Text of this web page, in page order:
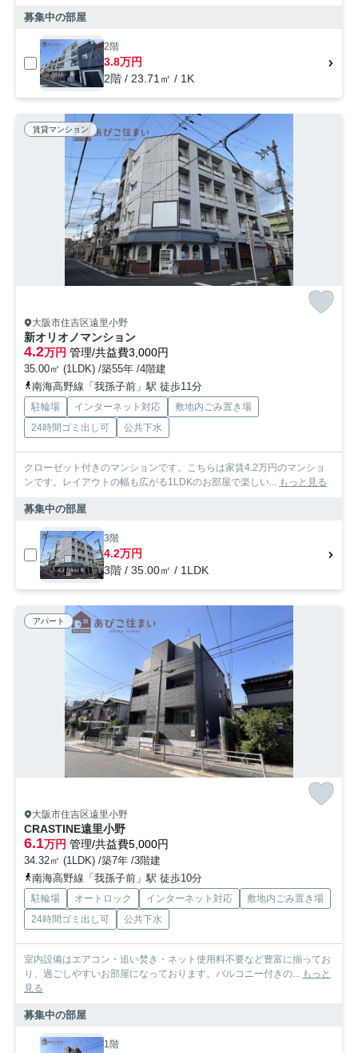
募集中の部屋
2階
3.8万円
2階 / 23.71㎡ / 1K
賃貸マンション
大阪市住吉区遠里小野
新オリオノマンション
4.2万円 管理/共益費3,000円
35.00㎡ (1LDK) /築55年 /4階建
南海高野線「我孫子前」駅 徒歩11分
駐輪場 インターネット対応
敷地内ごみ置き場
24時間ゴミ出し可
公共下水
クローゼット付きのマンションです。こちらは家賃4.2万円のマンショ
ンです。レイアウトの幅も広がる1LDKのお部屋で楽しい... もっと見る
募集中の部屋
3階
4.2万円
3階 / 35.00㎡ / 1LDK
アパート
大阪市住吉区遠里小野
CRASTINE遠里小野
6.1万円 管理/共益費5,000円
34.32㎡ (1LDK) /築7年 /3階建
南海高野線「我孫子前」駅 徒歩10分
駐輪場 オートロック インターネット対応
敷地内ごみ置き場
24時間ゴミ出し可
公共下水
室内設備はエアコン・追い焚き・ネット使用料不要など豊富に揃ってお
り、過ごしやすいお部屋になっております。バルコニー付きの... もっと
見る
募集中の部屋
1階